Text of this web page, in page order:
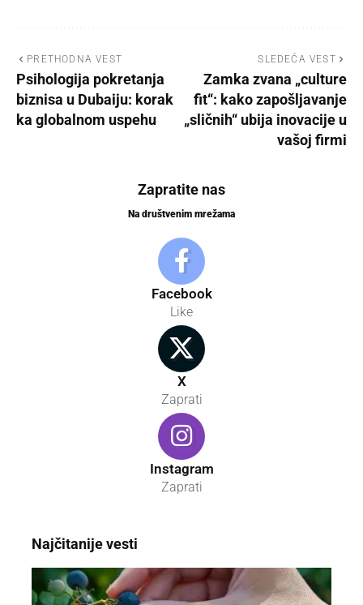
PRETHODNA VEST
Psihologija pokretanja
biznisa u Dubaiju: korak
ka globalnom uspehu
SLEDEĆA VEST
Zamka zvana „culture
fit“: kako zapošljavanje
„sličnih“ ubija inovacije u
vašoj firmi
Zapratite nas
Na društvenim mrežama
Facebook
Like
X
Zaprati
Instagram
Zaprati
Najčitanije vesti